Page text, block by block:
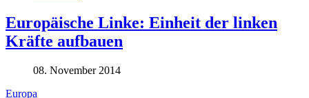
Europäische Linke: Einheit der linken
Kräfte aufbauen
08. November 2014
Europa